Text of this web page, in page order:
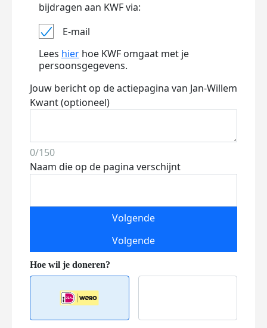
bijdragen aan KWF via:
E-mail
Lees hier hoe KWF omgaat met je
persoonsgegevens.
Jouw bericht op de actiepagina van Jan-Willem
Kwant (optioneel)
0/150
Naam die op de pagina verschijnt
Volgende
Volgende